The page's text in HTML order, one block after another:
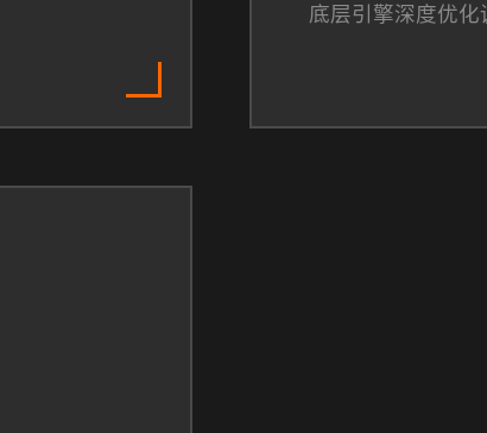
底层引擎深度优化